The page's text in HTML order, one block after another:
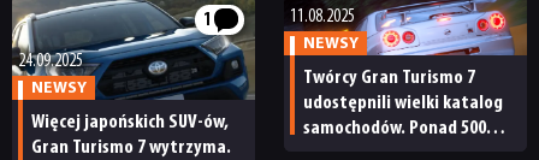
1
24.09.2025
NEWSY
Więcej japońskich SUV-ów,
Gran Turismo 7 wytrzyma.
11.08.2025
NEWSY
Twórcy Gran Turismo 7
udostępnili wielki katalog
samochodów. Ponad 500